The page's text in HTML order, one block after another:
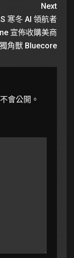
Next
寒冬 AI 領航者
宣佈收購美商
獨角獸 Bluecore
會公開。